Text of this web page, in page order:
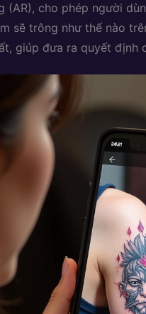
(AR), cho phép người
sẽ trông như thế nào
giúp đưa ra quyết định